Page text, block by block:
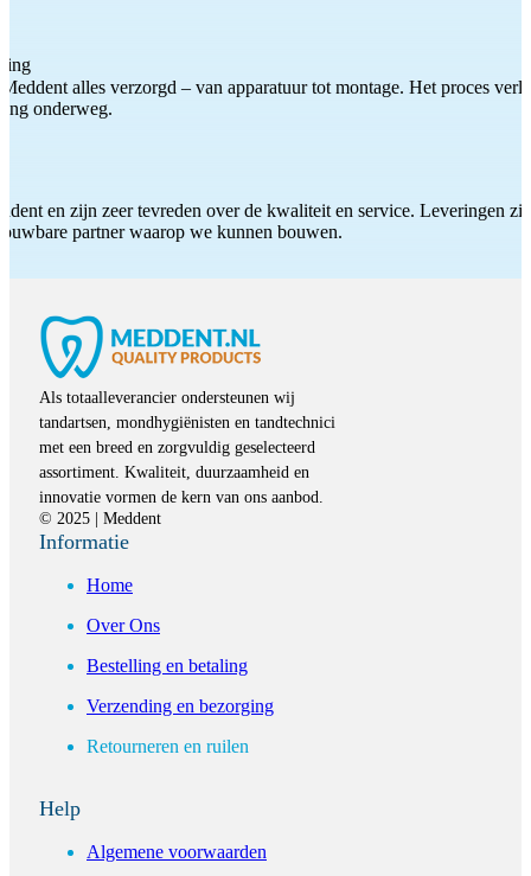
alles verzorgd – van apparatuur tot montage. Het proces
onderweg.
en zijn zeer tevreden over de kwaliteit en service. Leveringen
partner waarop we kunnen bouwen.
Als totaalleverancier ondersteunen wij
tandartsen, mondhygiënisten en tandtechnici
met een breed en zorgvuldig geselecteerd
assortiment. Kwaliteit, duurzaamheid en
innovatie vormen de kern van ons aanbod.
© 2025 | Meddent
Informatie
Home
Over Ons
Bestelling en betaling
Verzending en bezorging
Retourneren en ruilen
Help
Algemene voorwaarden